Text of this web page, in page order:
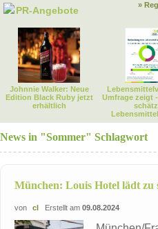
PR-Angebote
»
Johnnie Walker: Neue
Edition Black Ruby jetzt
erhältlich
Umfrage zeigt
News in "Sommer" Schlagwort
München: Louis Hotel lädt
von cl Erstellt am 09.08.2024